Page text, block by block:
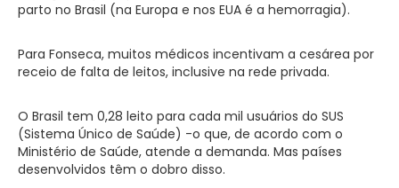
parto no Brasil (na Europa e nos EUA é a hemorragia).
Para Fonseca, muitos médicos incentivam a cesárea por
receio de falta de leitos, inclusive na rede privada.
O Brasil tem 0,28 leito para cada mil usuários do SUS
(Sistema Único de Saúde) -o que, de acordo com o
Ministério de Saúde, atende a demanda. Mas países
desenvolvidos têm o dobro disso.